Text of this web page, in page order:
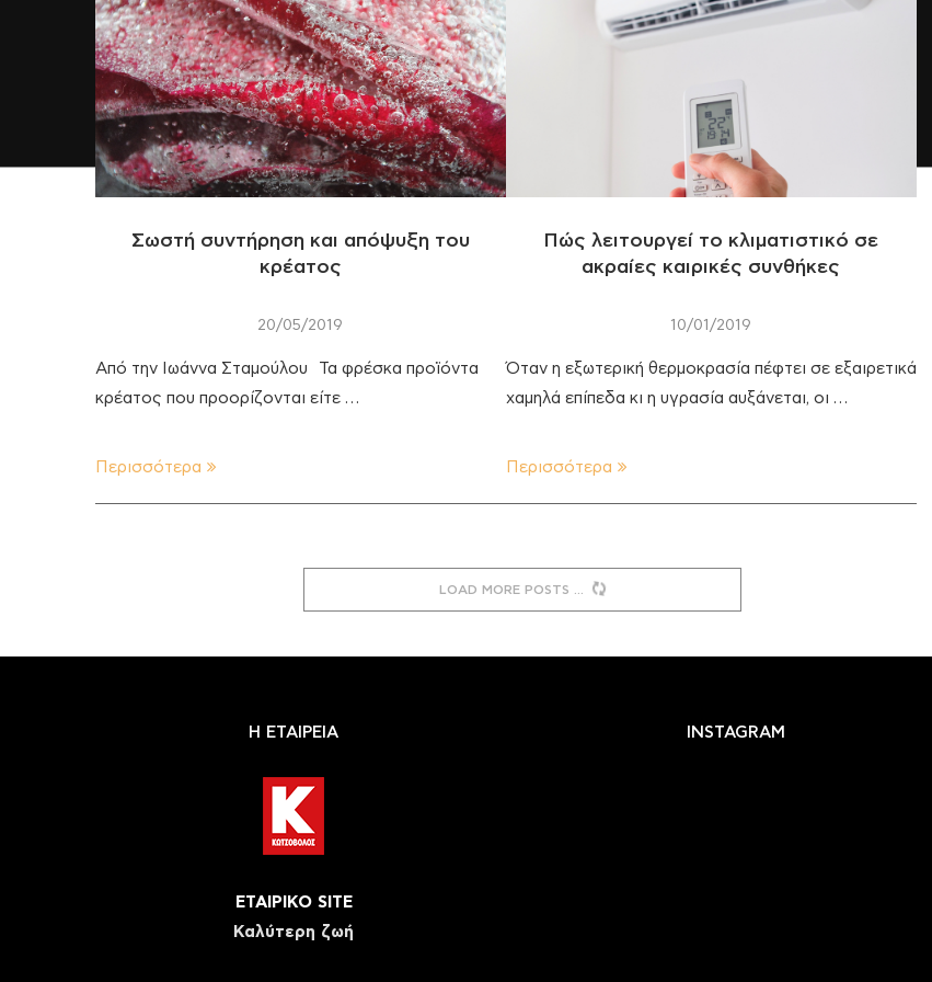
Σωστή συντήρηση και απόψυξη του
κρέατος
20/05/2019
Από την Ιωάννα Σταμούλου Τα φρέσκα προϊόντα
κρέατος που προορίζονται είτε …
Περισσότερα
Πώς λειτουργεί το κλιματιστικό σε
ακραίες καιρικές συνθήκες
10/01/2019
Όταν η εξωτερική θερμοκρασία πέφτει σε εξαιρετικά
χαμηλά επίπεδα κι η υγρασία αυξάνεται, οι …
Περισσότερα
LOAD MORE POSTS
Η ΕΤΑΙΡΕΙΑ
ΕΤΑΙΡΙΚΟ SITE
Καλύτερη ζωή
INSTAGRAM